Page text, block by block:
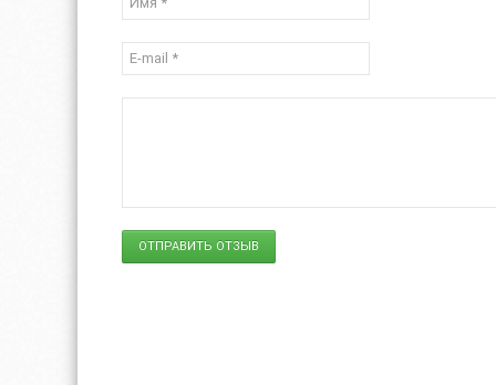
ОТПРАВИТЬ ОТЗЫВ